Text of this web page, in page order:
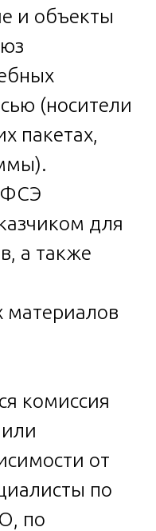
и объекты
(носители
пакетах,
ФСЭ
для
а также
материалов
комиссия
от
по
по